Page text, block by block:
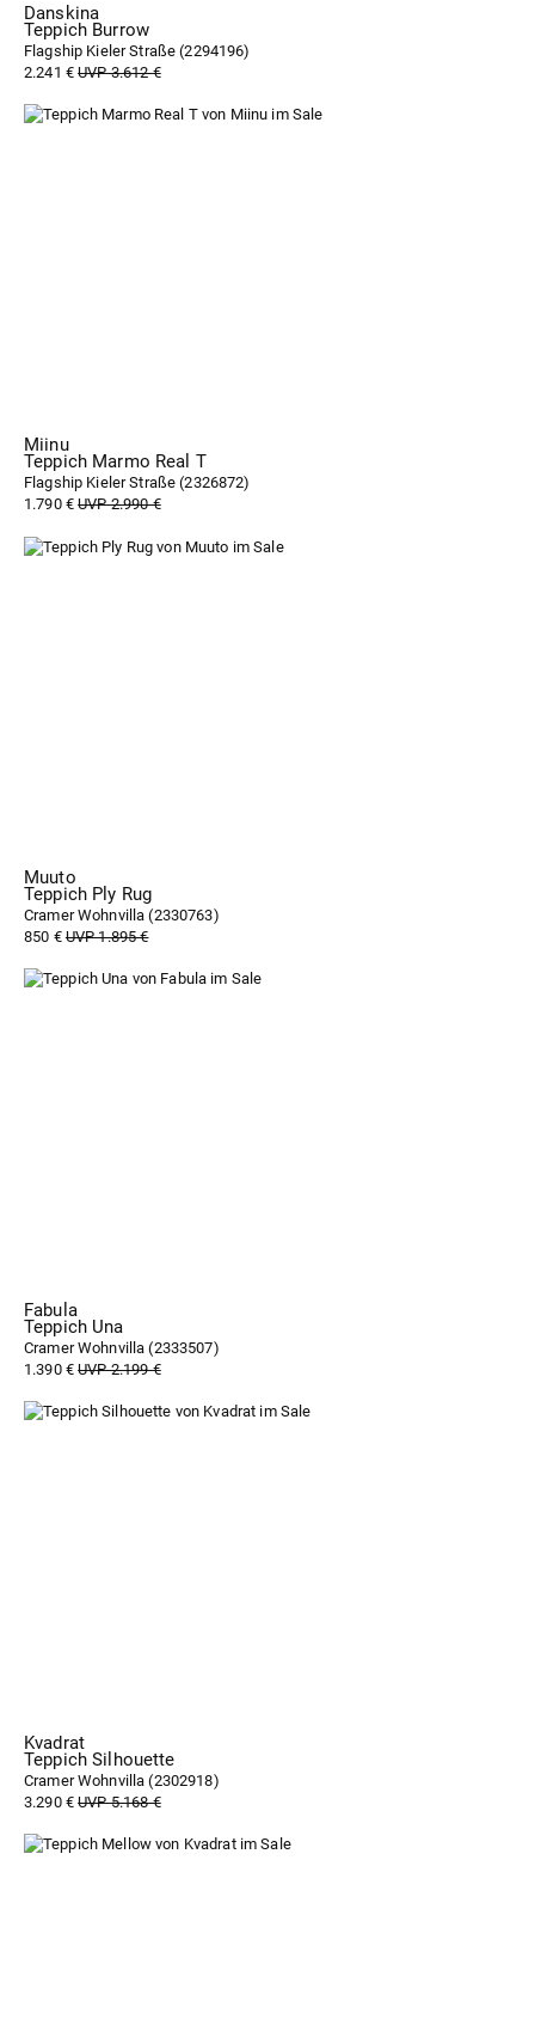
Danskina
Teppich Burrow
Flagship Kieler Straße (2294196)
2.241 €UVP 3.612 €
Miinu
Teppich Marmo Real T
Flagship Kieler Straße (2326872)
1.790 €UVP 2.990 €
Muuto
Teppich Ply Rug
Cramer Wohnvilla (2330763)
850 €UVP 1.895 €
Fabula
Teppich Una
Cramer Wohnvilla (2333507)
1.390 €UVP 2.199 €
Kvadrat
Teppich Silhouette
Cramer Wohnvilla (2302918)
3.290 €UVP 5.168 €